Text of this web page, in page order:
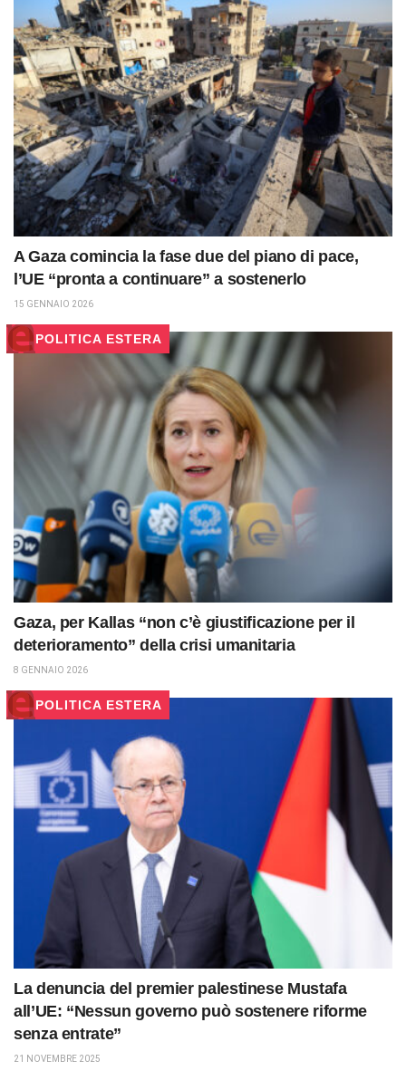
A Gaza comincia la fase due del piano di pace,
l’UE “pronta a continuare” a sostenerlo
15 GENNAIO 2026
POLITICA ESTERA
Gaza, per Kallas “non c’è giustificazione per il
deterioramento” della crisi umanitaria
8 GENNAIO 2026
POLITICA ESTERA
La denuncia del premier palestinese Mustafa
all’UE: “Nessun governo può sostenere riforme
senza entrate”
21 NOVEMBRE 2025